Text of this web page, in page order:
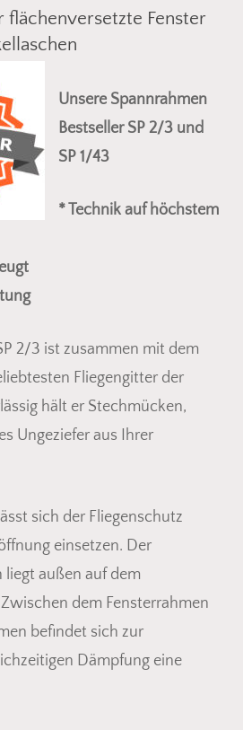
flächenversetzte Fenster
Unsere Spannrahmen
Bestseller SP 2/3 und
SP 1/43
* Technik auf höchstem
2/3 ist zusammen mit dem
Fliegengitter der
hält er Stechmücken,
Ungeziefer aus Ihrer
sich der Fliegenschutz
einsetzen. Der
liegt außen auf dem
dem Fensterrahmen
befindet sich zur
Dämpfung eine